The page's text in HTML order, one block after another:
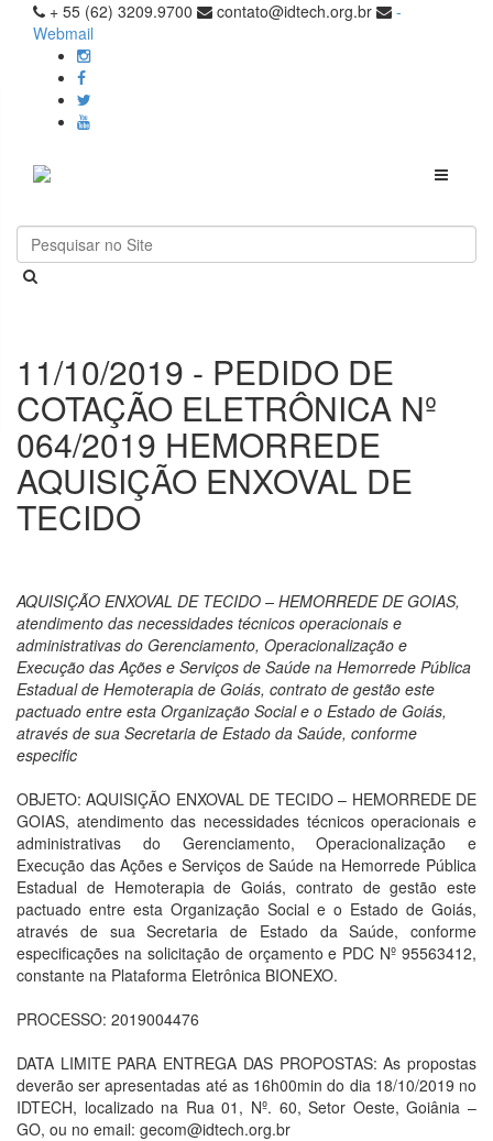
+ 55 (62) 3209.9700 contato@idtech.org.br
-
Webmail
Toggle
11/10/2019 - PEDIDO DE
COTAÇÃO ELETRÔNICA Nº
064/2019 HEMORREDE
AQUISIÇÃO ENXOVAL DE
TECIDO
AQUISIÇÃO ENXOVAL DE TECIDO – HEMORREDE DE GOIAS,
atendimento das necessidades técnicos operacionais e
administrativas do Gerenciamento, Operacionalização e
Execução das Ações e Serviços de Saúde na Hemorrede Pública
Estadual de Hemoterapia de Goiás, contrato de gestão este
pactuado entre esta Organização Social e o Estado de Goiás,
através de sua Secretaria de Estado da Saúde, conforme
especific
OBJETO: AQUISIÇÃO ENXOVAL DE TECIDO – HEMORREDE DE
GOIAS, atendimento das necessidades técnicos operacionais e
administrativas do Gerenciamento, Operacionalização e
Execução das Ações e Serviços de Saúde na Hemorrede Pública
Estadual de Hemoterapia de Goiás, contrato de gestão este
pactuado entre esta Organização Social e o Estado de Goiás,
através de sua Secretaria de Estado da Saúde, conforme
especificações na solicitação de orçamento e PDC Nº 95563412,
constante na Plataforma Eletrônica BIONEXO.
PROCESSO: 2019004476
DATA LIMITE PARA ENTREGA DAS PROPOSTAS: As propostas
deverão ser apresentadas até as 16h00min do dia 18/10/2019 no
IDTECH, localizado na Rua 01, Nº. 60, Setor Oeste, Goiânia –
GO, ou no email: gecom@idtech.org.br